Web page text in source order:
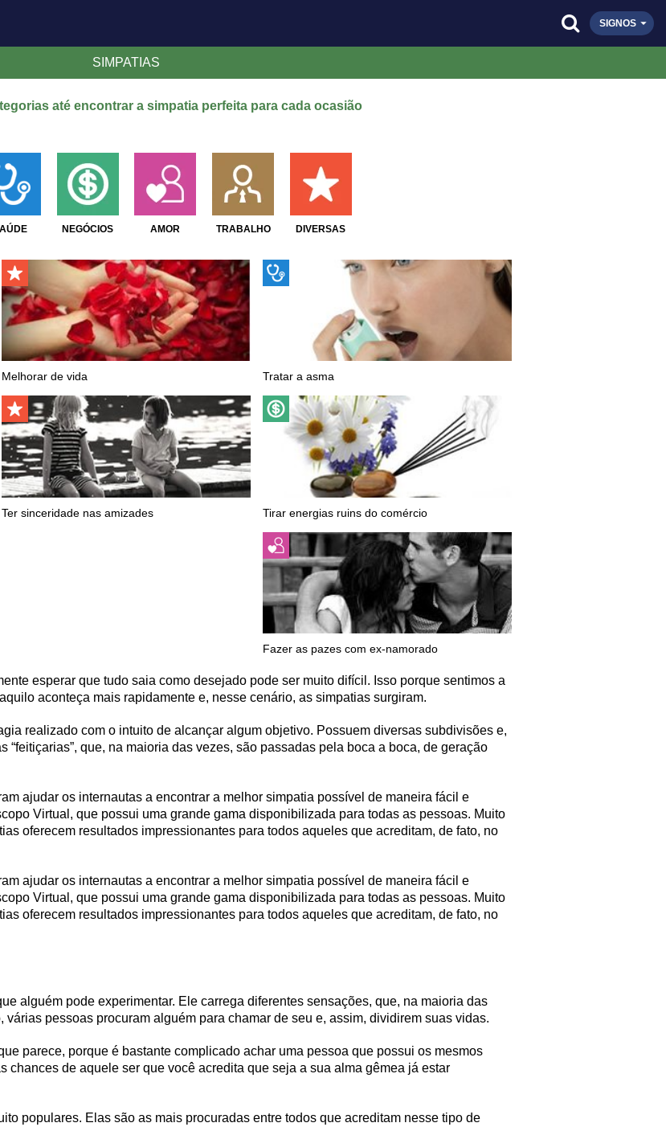
SIGNOS
SIMPATIAS
até encontrar a simpatia perfeita para cada ocasião
NEGÓCIOS AMOR TRABALHO DIVERSAS
Melhorar de vida Tratar a asma
Ter sinceridade nas amizades Tirar energias ruins do comércio
Fazer as pazes com ex-namorado
esperar que tudo saia como desejado pode ser muito difícil. Isso porque sentimos a
aconteça mais rapidamente e, nesse cenário, as simpatias surgiram.
realizado com o intuito de alcançar algum objetivo. Possuem diversas subdivisões e,
“feitiçarias”, que, na maioria das vezes, são passadas pela boca a boca, de geração
ajudar os internautas a encontrar a melhor simpatia possível de maneira fácil e
Virtual, que possui uma grande gama disponibilizada para todas as pessoas. Muito
oferecem resultados impressionantes para todos aqueles que acreditam, de fato, no
ajudar os internautas a encontrar a melhor simpatia possível de maneira fácil e
Virtual, que possui uma grande gama disponibilizada para todas as pessoas. Muito
oferecem resultados impressionantes para todos aqueles que acreditam, de fato, no
alguém pode experimentar. Ele carrega diferentes sensações, que, na maioria das
pessoas procuram alguém para chamar de seu e, assim, dividirem suas vidas.
parece, porque é bastante complicado achar uma pessoa que possui os mesmos
chances de aquele ser que você acredita que seja a sua alma gêmea já estar
populares. Elas são as mais procuradas entre todos que acreditam nesse tipo de